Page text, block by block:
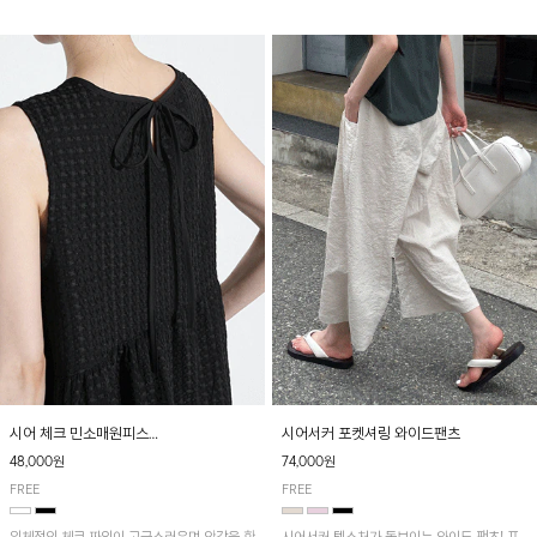
다.
시어 체크 민소매원피스
[3차 리오더중] 8/19 순차적 발송!
48,000원
FREE
시어서커 포켓셔링 와이드팬츠
74,000원
FREE